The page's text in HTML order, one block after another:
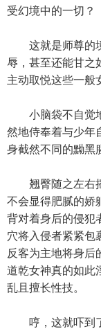
受幻境中的一切？
这就是师尊的境
辱，甚至还能甘之
主动取悦这些一
小脑袋不自觉地
然地侍奉着与少年
身截然不同的黝黑
翘臀随之左右摇
不会显得肥腻的娇
背对着身后的侵犯
穴将入侵者紧紧包
反客为主地将身后
道乾女神真的如此
乱且擅长性技。
哼，这就吓到了